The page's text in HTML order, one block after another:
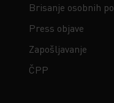
Brisanje osobnih
Press objave
Zapošljavanje
ČPP